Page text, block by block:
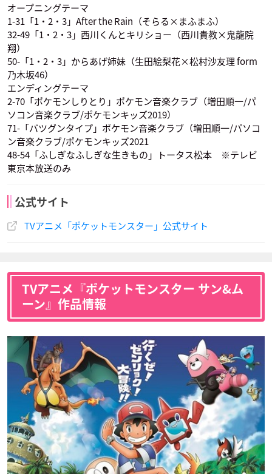
ソーナンス
声優：うえだゆうじ
オープニングテーマ
1-31「1・2・3」After the Rain（そらる×まふまふ）
32-49「1・2・3」西川くんとキリショー（西川貴教×鬼龍院
翔）
50-「1・2・3」からあげ姉妹（生田絵梨花×松村沙友理 form
乃木坂46）
エンディングテーマ
2-70「ポケモンしりとり」ポケモン音楽クラブ（増田順一/パ
ソコン音楽クラブ/ポケモンキッズ2019）
71-「バツグンタイプ」ポケモン音楽クラブ（増田順一/パソコ
ン音楽クラブ/ポケモンキッズ2021
48-54「ふしぎなふしぎな生きもの」トータス松本 ※テレビ
東京本放送のみ
公式サイト
TVアニメ「ポケットモンスター」公式サイト
TVアニメ『ポケットモンスター サン&ム
ーン』作品情報